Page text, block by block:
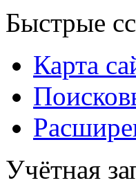
Быстрые
Карта
Учётная